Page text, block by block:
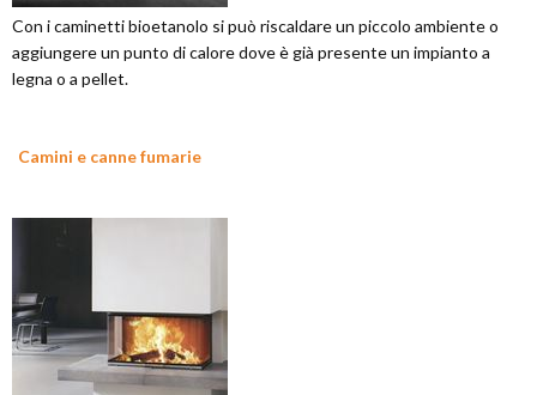
Con i caminetti bioetanolo si può riscaldare un piccolo ambiente o
aggiungere un punto di calore dove è già presente un impianto a
legna o a pellet.
Camini e canne fumarie